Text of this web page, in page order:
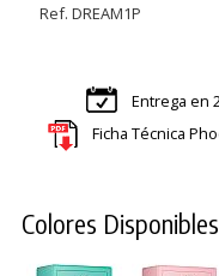
Ref. DREAM1P
Entrega en
Ficha Técnica
Colores Disponibles